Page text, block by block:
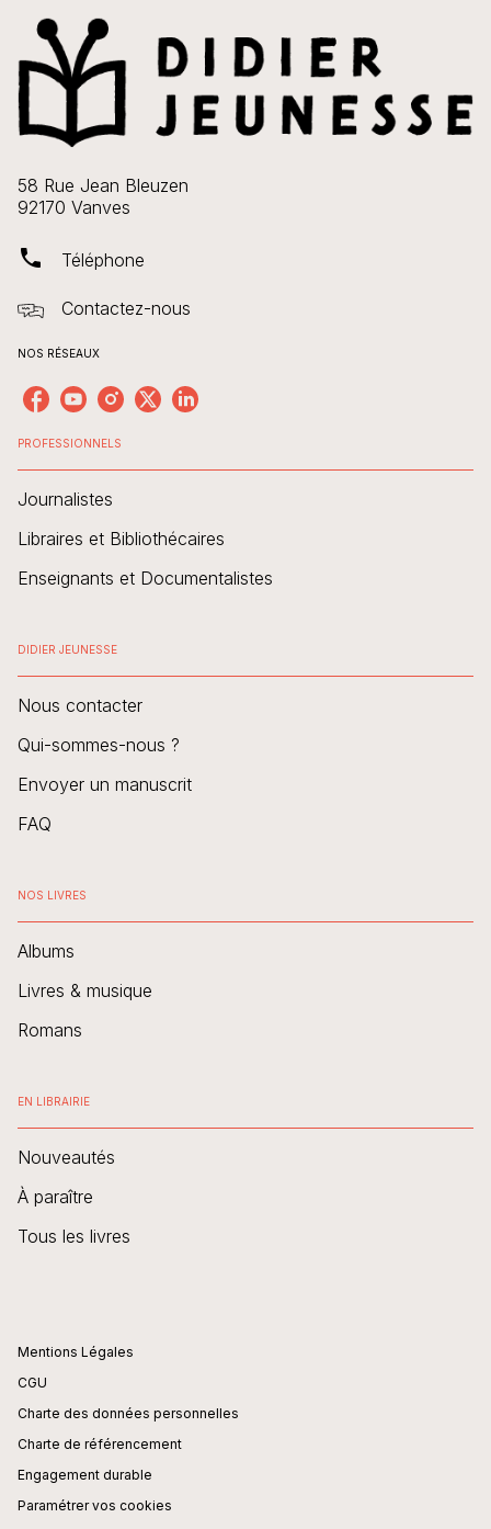
58 Rue Jean Bleuzen
92170 Vanves
phone Téléphone
Contactez-nous
NOS RÉSEAUX
PROFESSIONNELS
Journalistes
Libraires et Bibliothécaires
Enseignants et Documentalistes
DIDIER JEUNESSE
Nous contacter
Qui-sommes-nous ?
Envoyer un manuscrit
FAQ
NOS LIVRES
Albums
Livres & musique
Romans
EN LIBRAIRIE
Nouveautés
À paraître
Tous les livres
Mentions Légales
CGU
Charte des données personnelles
Charte de référencement
Engagement durable
Paramétrer vos cookies